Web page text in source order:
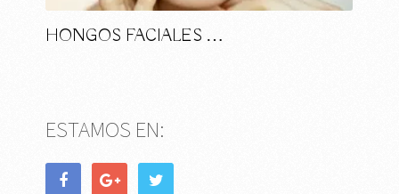
HONGOS FACIALES …
ESTAMOS EN: